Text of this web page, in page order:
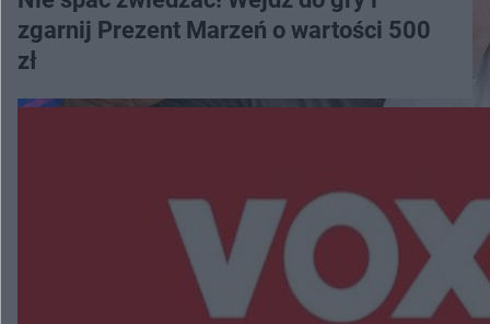
zgarnij Prezent Marzeń o wartości 500
zł